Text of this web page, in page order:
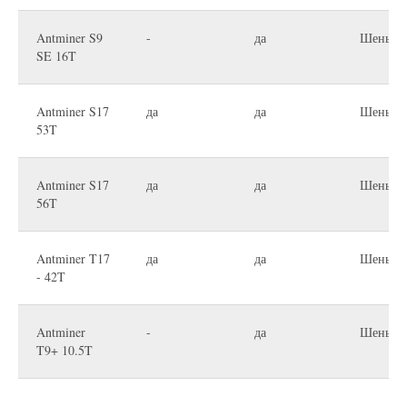
Antminer S9
SE 16T
- да
Antminer S17
53T
да да
Antminer S17
56T
да да
Antminer T17
- 42T
да да
Antminer
T9+ 10.5T
- да